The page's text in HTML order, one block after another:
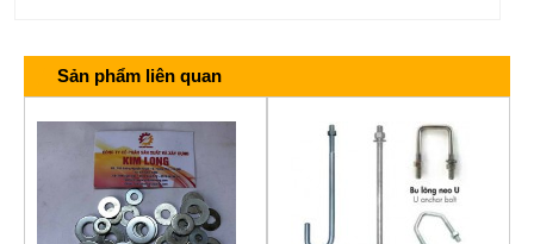
Sản phẩm liên quan